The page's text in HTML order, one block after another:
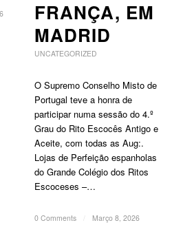
FRANÇA, EM
MADRID
UNCATEGORIZED
O Supremo Conselho Misto de
Portugal teve a honra de
participar numa sessão do 4.º
Grau do Rito Escocês Antigo e
Aceite, com todas as Aug:.
Lojas de Perfeição espanholas
do Grande Colégio dos Ritos
Escoceses –…
0 Comments Março 8, 2026